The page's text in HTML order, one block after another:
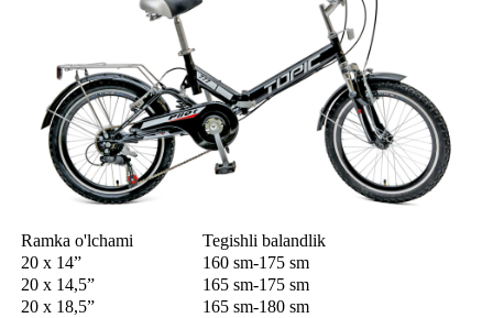
Ramka o'lchami
Tegishli balandlik
20 x 14”
160 sm-175 sm
20 x 14,5”
165 sm-175 sm
20 x 18,5”
165 sm-180 sm